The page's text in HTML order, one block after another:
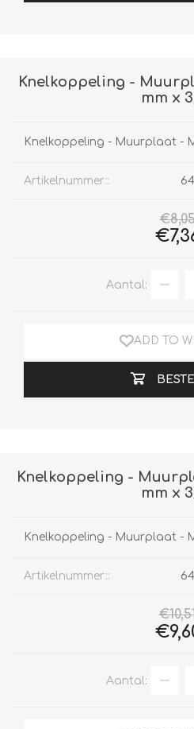
Knelkoppeling -
mm x
Knelkoppeling - Muurplaat -
Artikelnummer::
Aantal:
ADD TO
Knelkoppeling -
mm x
Knelkoppeling - Muurplaat -
Artikelnummer::
Aantal: